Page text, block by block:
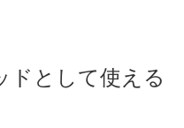
ドとして使える